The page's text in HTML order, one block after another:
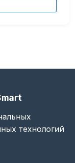
технологий